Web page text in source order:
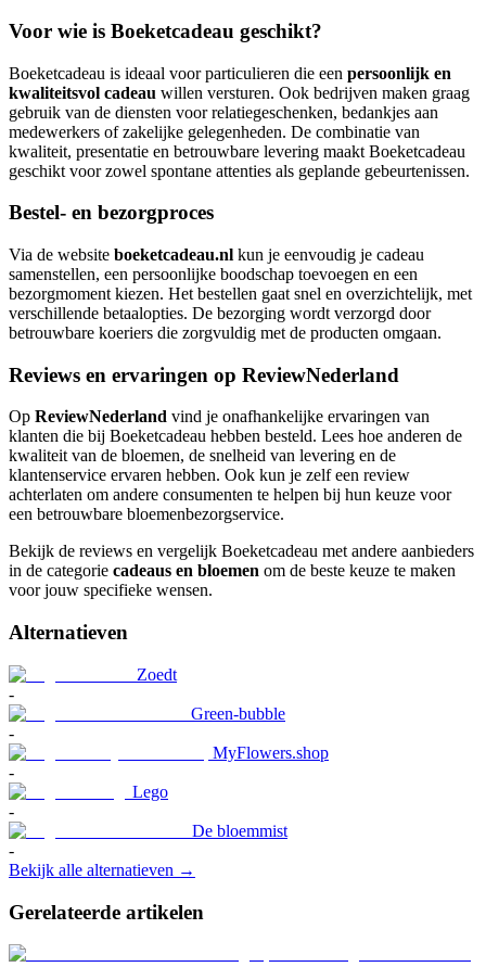
Voor wie is Boeketcadeau geschikt?
Boeketcadeau is ideaal voor particulieren die een persoonlijk en
kwaliteitsvol cadeau willen versturen. Ook bedrijven maken graag
gebruik van de diensten voor relatiegeschenken, bedankjes aan
medewerkers of zakelijke gelegenheden. De combinatie van
kwaliteit, presentatie en betrouwbare levering maakt Boeketcadeau
geschikt voor zowel spontane attenties als geplande gebeurtenissen.
Bestel- en bezorgproces
Via de website boeketcadeau.nl kun je eenvoudig je cadeau
samenstellen, een persoonlijke boodschap toevoegen en een
bezorgmoment kiezen. Het bestellen gaat snel en overzichtelijk, met
verschillende betaalopties. De bezorging wordt verzorgd door
betrouwbare koeriers die zorgvuldig met de producten omgaan.
Reviews en ervaringen op ReviewNederland
Op ReviewNederland vind je onafhankelijke ervaringen van
klanten die bij Boeketcadeau hebben besteld. Lees hoe anderen de
kwaliteit van de bloemen, de snelheid van levering en de
klantenservice ervaren hebben. Ook kun je zelf een review
achterlaten om andere consumenten te helpen bij hun keuze voor
een betrouwbare bloemenbezorgservice.
Bekijk de reviews en vergelijk Boeketcadeau met andere aanbieders
in de categorie cadeaus en bloemen om de beste keuze te maken
voor jouw specifieke wensen.
Alternatieven
Zoedt
-
Green-bubble
-
MyFlowers.shop
-
Lego
-
De bloemmist
-
Bekijk alle alternatieven →
Gerelateerde artikelen